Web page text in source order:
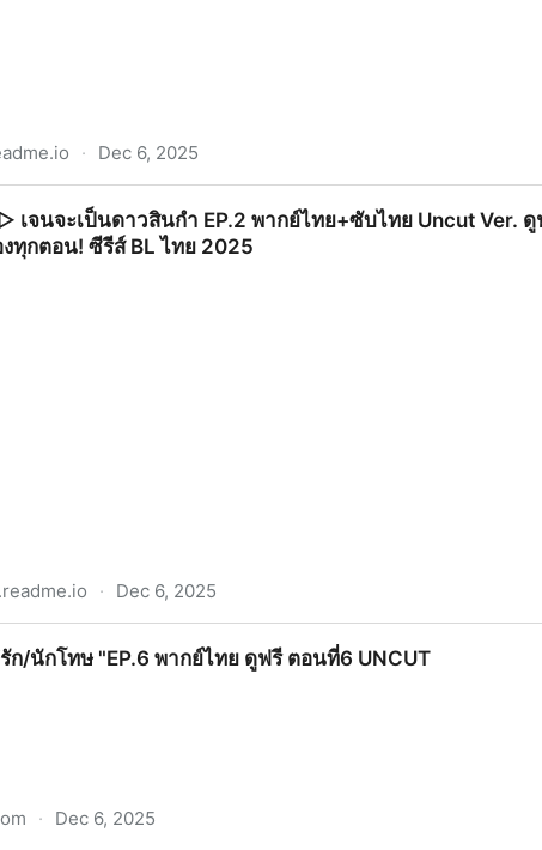
· Dec 6, 2025
เจนจะเป็นดาวสินกำ EP.2 พากย์ไทย+ซับไทย Uncut Ver.
งทุกตอน! ซีรีส์ BL ไทย 2025
· Dec 6, 2025
/นักโทษ "EP.6 พากย์ไทย ดูฟรี ตอนที่6 UNCUT
· Dec 6, 2025